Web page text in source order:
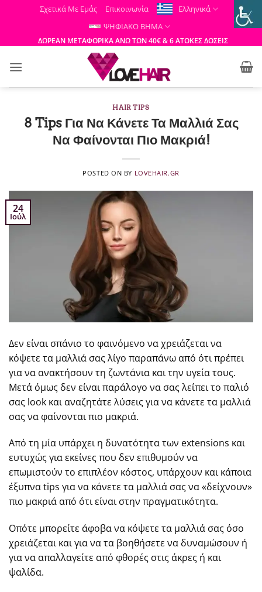
Μετάβαση
περιεχόμενο
Σχετικά Με Εμάς Επικοινωνία
Ελληνικά
ΨΗΦΙΑΚΟ ΒΗΜΑ
ΔΩΡΕΑΝ ΜΕΤΑΦΟΡΙΚΑ ΑΝΩ ΤΩΝ 40€ & 6 ΑΤΟΚΕΣ ΔΟΣΕΙΣ
HAIR TIPS
8 Tips Για Να Κάνετε Τα Μαλλιά Σας
Να Φαίνονται Πιο Μακριά!
POSTED ON BY LOVEHAIR.GR
24
Ιούλ
Δεν είναι σπάνιο το φαινόμενο να χρειάζεται να
κόψετε τα μαλλιά σας λίγο παραπάνω από ότι πρέπει
για να ανακτήσουν τη ζωντάνια και την υγεία τους.
Μετά όμως δεν είναι παράλογο να σας λείπει το παλιό
σας look και αναζητάτε λύσεις για να κάνετε τα μαλλιά
σας να φαίνονται πιο μακριά.
Από τη μία υπάρχει η δυνατότητα των extensions και
ευτυχώς για εκείνες που δεν επιθυμούν να
επωμιστούν το επιπλέον κόστος, υπάρχουν και κάποια
έξυπνα tips για να κάνετε τα μαλλιά σας να «δείχνουν»
πιο μακριά από ότι είναι στην πραγματικότητα.
Οπότε μπορείτε άφοβα να κόψετε τα μαλλιά σας όσο
χρειάζεται και για να τα βοηθήσετε να δυναμώσουν ή
για να απαλλαγείτε από φθορές στις άκρες ή και
ψαλίδα.